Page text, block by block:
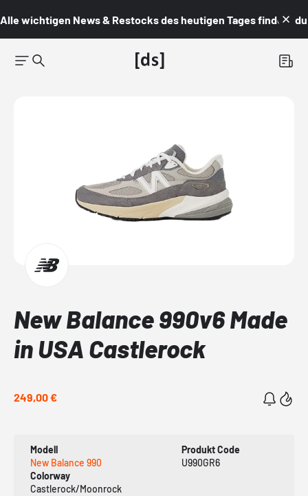
Alle wichtigen News & Restocks des heutigen Tages findest du
New Balance 990v6 Made
in USA Castlerock
249,00 €
Modell
New Balance 990
Produkt Code
U990GR6
Colorway
Castlerock/Moonrock